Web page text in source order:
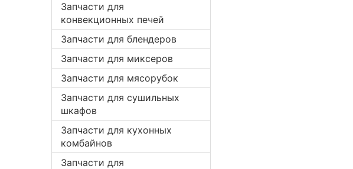
Запчасти для
конвекционных печей
Запчасти для блендеров
Запчасти для миксеров
Запчасти для мясорубок
Запчасти для сушильных
шкафов
Запчасти для кухонных
комбайнов
Запчасти для